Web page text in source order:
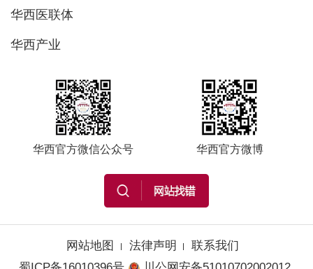
华西医联体
华西产业
华西官方微信公众号 华西官方微博
网站地图 法律声明
联系我们